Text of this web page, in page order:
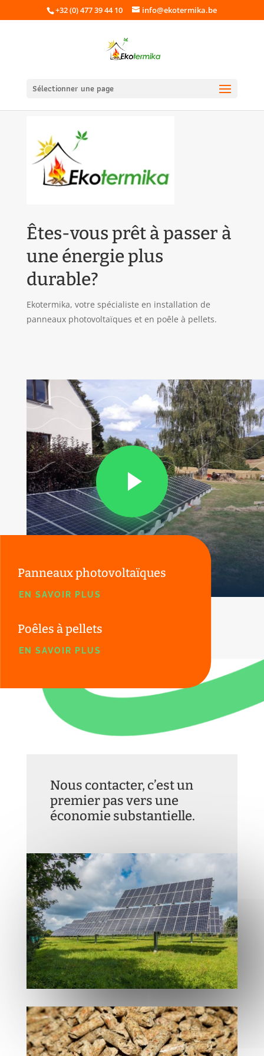
+32 (0) 477 39 44 10 info@ekotermika.be
Sélectionner une page
Êtes-vous prêt à passer à
une énergie plus
durable?
Ekotermika, votre spécialiste en installation de
panneaux photovoltaïques et en poêle à pellets.
Panneaux photovoltaïques
EN SAVOIR PLUS
Poêles à pellets
EN SAVOIR PLUS
Nous contacter, c’est un
premier pas vers une
économie substantielle.